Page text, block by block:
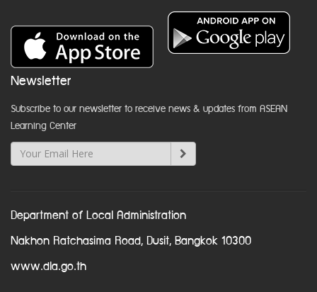
Newsletter
Subscribe to our newsletter to receive news & updates from ASEAN
Learning Center
Department of Local Administration
Nakhon Ratchasima Road, Dusit, Bangkok 10300
www.dla.go.th